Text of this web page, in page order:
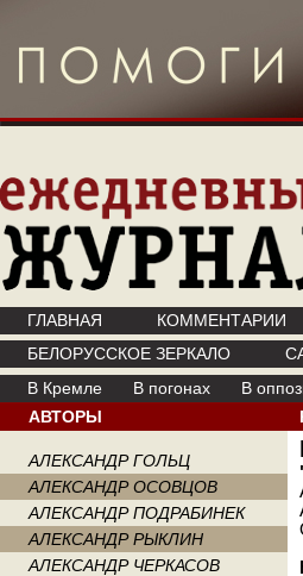
ГЛАВНАЯ КОММЕНТАРИИ
БЕЛОРУССКОЕ ЗЕРКАЛО
В Кремле
В погонах В
АВТОРЫ
АЛЕКСАНДР ГОЛЬЦ
АЛЕКСАНДР ОСОВЦОВ
АЛЕКСАНДР ПОДРАБИНЕК
АЛЕКСАНДР РЫКЛИН
АЛЕКСАНДР ЧЕРКАСОВ